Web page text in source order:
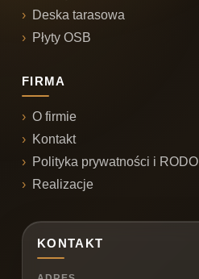
Deska tarasowa
Płyty OSB
FIRMA
O firmie
Kontakt
Polityka prywatności i RODO
Realizacje
KONTAKT